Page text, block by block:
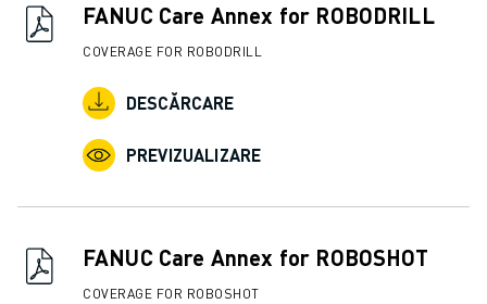
FANUC Care Annex for ROBODRILL
COVERAGE FOR ROBODRILL
DESCĂRCARE
PREVIZUALIZARE
FANUC Care Annex for ROBOSHOT
COVERAGE FOR ROBOSHOT